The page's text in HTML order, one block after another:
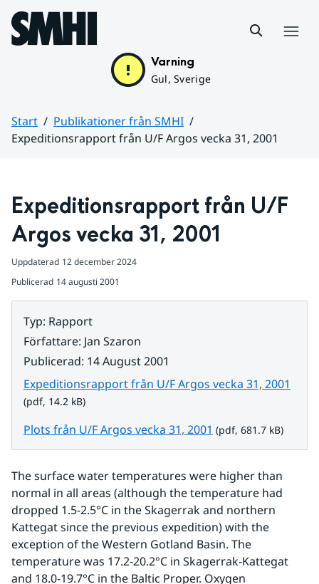
Hoppa till sidans innehåll
Varning
Gul, Sverige
Start
Publikationer från SMHI
Expeditionsrapport från U/F Argos vecka 31, 2001
Expeditionsrapport från U/F
Argos vecka 31, 2001
Uppdaterad 12 december 2024
Publicerad 14 augusti 2001
Typ: Rapport
Författare: Jan Szaron
Publicerad: 14 August 2001
Expeditionsrapport från U/F Argos vecka 31, 2001
(pdf, 14.2 kB)
Plots från U/F Argos vecka 31, 2001 Pdf, 681.7 kB.
(pdf, 681.7 kB)
The surface water temperatures were higher than
normal in all areas (although the temperature had
dropped 1.5-2.5°C in the Skagerrak and northern
Kattegat since the previous expedition) with the
exception of the Western Gotland Basin. The
temperature was 17.2-20.2°C in Skagerrak-Kattegat
and 18.0-19.7°C in the Baltic Proper. Oxygen